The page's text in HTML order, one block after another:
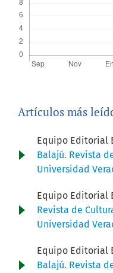
Artículos más
Equipo Editorial
Balajú. Revista
Universidad
Equipo Editorial
Revista de
Universidad
Equipo Editorial
Balajú. Revista